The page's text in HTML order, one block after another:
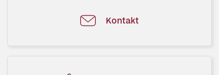
Kontakt